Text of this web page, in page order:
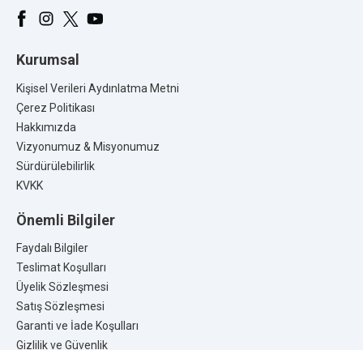
Kurumsal
Kişisel Verileri Aydınlatma Metni
Çerez Politikası
Hakkımızda
Vizyonumuz & Misyonumuz
Sürdürülebilirlik
KVKK
Önemli Bilgiler
Faydalı Bilgiler
Teslimat Koşulları
Üyelik Sözleşmesi
Satış Sözleşmesi
Garanti ve İade Koşulları
Gizlilik ve Güvenlik